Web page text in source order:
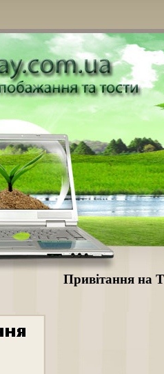
Привітання на